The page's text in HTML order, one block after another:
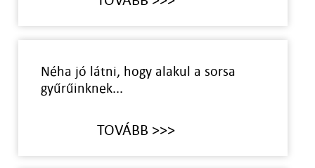
Néha jó látni, hogy alakul a sorsa
gyűrűinknek...
TOVÁBB >>>